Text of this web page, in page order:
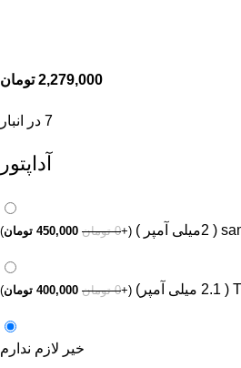
2,279,000 تومان
7 در انبار
آداپتور
(
+
0 تومان 450,000 تومان)
(
+
0 تومان 400,000 تومان)
خیر لازم ندارم